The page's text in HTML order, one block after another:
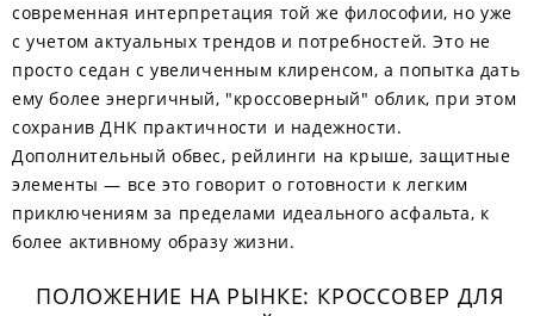
современная интерпретация той же философии, но уже
с учетом актуальных трендов и потребностей. Это не
просто седан с увеличенным клиренсом, а попытка дать
ему более энергичный, "кроссоверный" облик, при этом
сохранив ДНК практичности и надежности.
Дополнительный обвес, рейлинги на крыше, защитные
элементы — все это говорит о готовности к легким
приключениям за пределами идеального асфальта, к
более активному образу жизни.
ПОЛОЖЕНИЕ НА РЫНКЕ: КРОССОВЕР ДЛЯ